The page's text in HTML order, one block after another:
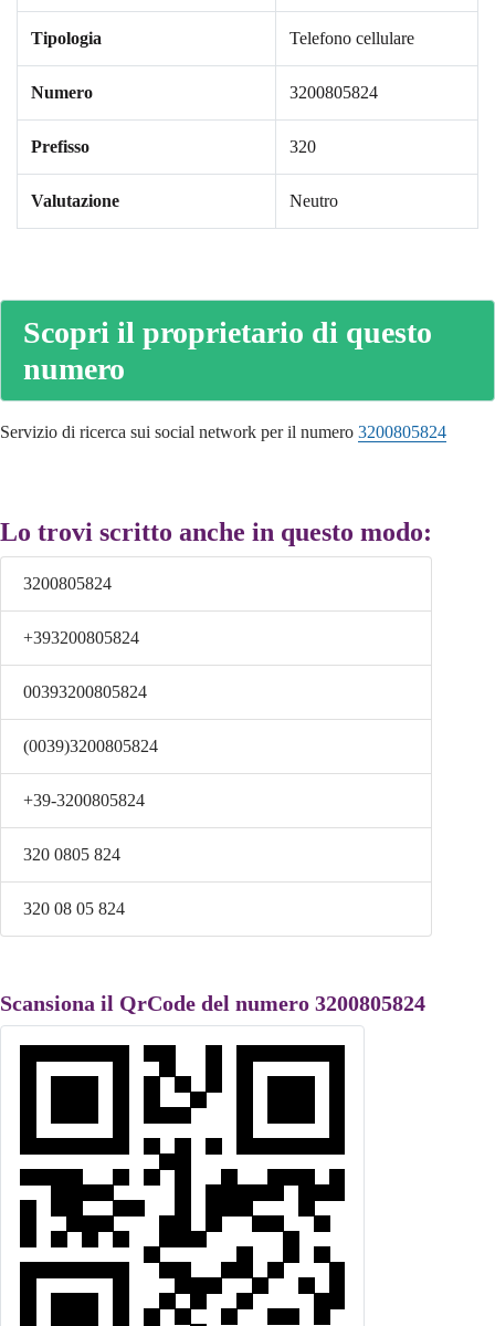
Tipologia Telefono cellulare
Numero 3200805824
Prefisso 320
Valutazione Neutro
Scopri il proprietario di questo
numero
Servizio di ricerca sui social network per il numero 3200805824
Lo trovi scritto anche in questo modo:
3200805824
+393200805824
00393200805824
(0039)3200805824
+39-3200805824
320 0805 824
320 08 05 824
Scansiona il QrCode del numero 3200805824